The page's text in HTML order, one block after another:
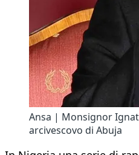
Ansa | Monsignor
arcivescovo di Abuja